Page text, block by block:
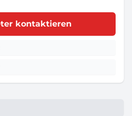
kontaktieren